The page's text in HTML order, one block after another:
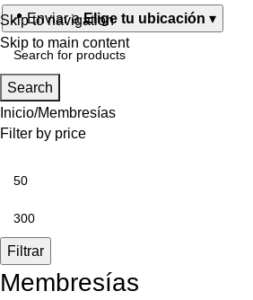
Skip to navigation
Skip to main content
📍 Enviar a Elige tu ubicación ▾
Search
Inicio Membresías
Filter by price
Filtrar
Membresías